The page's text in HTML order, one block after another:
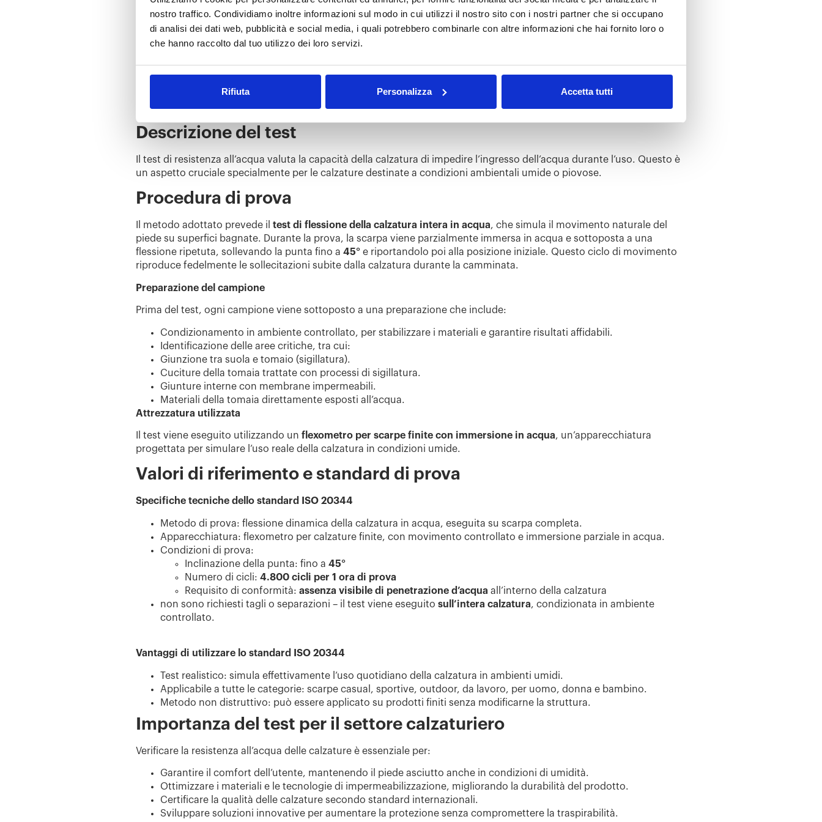
nostro traffico. Condividiamo inoltre informazioni sul modo in cui utilizzi il nostro sito con i nostri partner che si occupano
di analisi dei dati web, pubblicità e social media, i quali potrebbero combinarle con altre informazioni che hai fornito loro o
che hanno raccolto dal tuo utilizzo dei loro servizi.
Rifiuta Personalizza Accetta tutti
di alta qualità non si limita più all’aspetto estetico o alla resistenza strutturale, ma deve anche assicurare il massimo
Per rispondere a queste esigenze, le aziende calzaturiere investono sempre più in
I test di laboratorio sono
indispensabili per verificare l’efficacia dei materiali e delle tecniche di impermeabilizzazione,
garantendo così un prodotto finale che risponda agli standard di qualità richiesti dal mercato.
Descrizione del test
Il test di resistenza all’acqua valuta la capacità della calzatura di impedire l’ingresso dell’acqua durante l’uso. Questo è
un aspetto cruciale specialmente per le calzature destinate a condizioni ambientali umide o piovose.
Procedura di prova
Il metodo adottato prevede il test di flessione della calzatura intera in acqua, che simula il movimento naturale del
piede su superfici bagnate. Durante la prova, la scarpa viene parzialmente immersa in acqua e sottoposta a una
flessione ripetuta, sollevando la punta fino a 45° e riportandolo poi alla posizione iniziale. Questo ciclo di movimento
riproduce fedelmente le sollecitazioni subite dalla calzatura durante la camminata.
Preparazione del campione
Prima del test, ogni campione viene sottoposto a una preparazione che include:
Condizionamento in ambiente controllato, per stabilizzare i materiali e garantire risultati affidabili.
Identificazione delle aree critiche, tra cui:
Giunzione tra suola e tomaio (sigillatura).
Cuciture della tomaia trattate con processi di sigillatura.
Giunture interne con membrane impermeabili.
Materiali della tomaia direttamente esposti all’acqua.
Attrezzatura utilizzata
Il test viene eseguito utilizzando un flexometro per scarpe finite con immersione in acqua, un’apparecchiatura
progettata per simulare l’uso reale della calzatura in condizioni umide.
Valori di riferimento e standard di prova
Specifiche tecniche dello standard ISO 20344
Metodo di prova: flessione dinamica della calzatura in acqua, eseguita su scarpa completa.
Apparecchiatura: flexometro per calzature finite, con movimento controllato e immersione parziale in acqua.
Condizioni di prova:
Inclinazione della punta: fino a 45°
Numero di cicli: 4.800 cicli per 1 ora di prova
Requisito di conformità: assenza visibile di penetrazione d’acqua all’interno della calzatura
non sono richiesti tagli o separazioni – il test viene eseguito sull’intera calzatura, condizionata in ambiente
controllato.
Vantaggi di utilizzare lo standard ISO 20344
Test realistico: simula effettivamente l’uso quotidiano della calzatura in ambienti umidi.
Applicabile a tutte le categorie: scarpe casual, sportive, outdoor, da lavoro, per uomo, donna e bambino.
Metodo non distruttivo: può essere applicato su prodotti finiti senza modificarne la struttura.
Importanza del test per il settore calzaturiero
Verificare la resistenza all’acqua delle calzature è essenziale per:
Garantire il comfort dell’utente, mantenendo il piede asciutto anche in condizioni di umidità.
Ottimizzare i materiali e le tecnologie di impermeabilizzazione, migliorando la durabilità del prodotto.
Certificare la qualità delle calzature secondo standard internazionali.
Sviluppare soluzioni innovative per aumentare la protezione senza compromettere la traspirabilità.